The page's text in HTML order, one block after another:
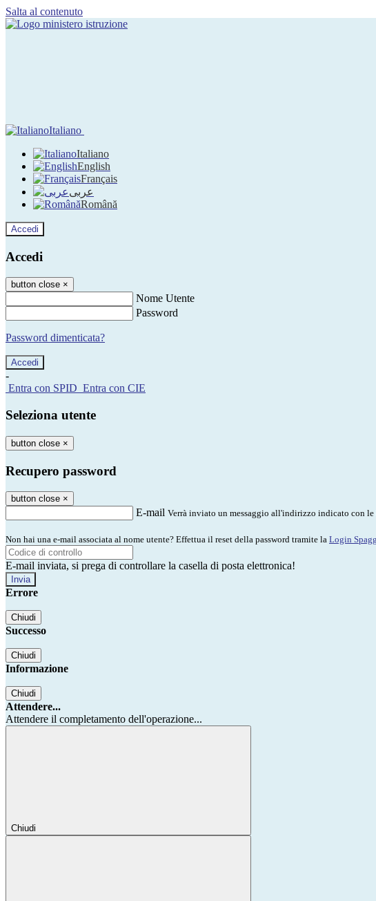
Salta al contenuto
Italiano
Italiano
English
Français
عربى
Română
Accedi
Accedi
button close ×
Nome Utente
Password
Password dimenticata?
-
Entra con SPID Entra con CIE
Seleziona utente
button close ×
Recupero password
button close ×
E-mail Verrà inviato un messaggio all'indirizzo indicato con le
Non hai una e-mail associata al nome utente? Effettua il reset della password tramite la Login
E-mail inviata, si prega di controllare la casella di posta elettronica!
Errore
Chiudi
Successo
Chiudi
Informazione
Chiudi
Attendere...
Attendere il completamento dell'operazione...
Chiudi